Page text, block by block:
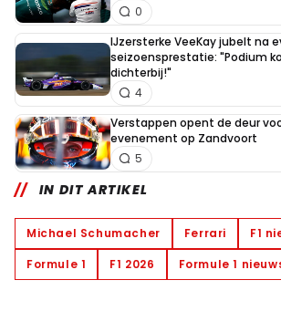
0
IJzersterke VeeKay jubelt na
seizoensprestatie: "Podium
dichterbij!"
4
Verstappen opent de deur
evenement op Zandvoort
5
IN DIT ARTIKEL
Michael Schumacher Ferrari
F1
Formule 1
F1 2026 Formule 1